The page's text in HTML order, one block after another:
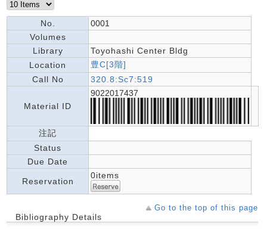
No.
0001
Volumes
Library
Toyohashi Center Bldg
Location
豊C[3階]
Call No
320.8:Sc7:519
Material ID
9022017437
注記
Status
Due Date
Reservation
0items
Go to the top of this page
Bibliography Details